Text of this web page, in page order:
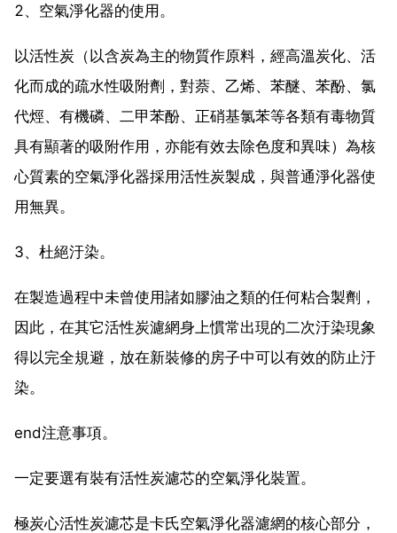
2、空氣淨化器的使用。
以活性炭（以含炭為主的物質作原料，經高溫炭化、活
化而成的疏水性吸附劑，對萘、乙烯、苯醚、苯酚、氯
代烴、有機磷、二甲苯酚、正硝基氯苯等各類有毒物質
具有顯著的吸附作用，亦能有效去除色度和異味）為核
心質素的空氣淨化器採用活性炭製成，與普通淨化器使
用無異。
3、杜絕汙染。
在製造過程中未曾使用諸如膠油之類的任何粘合製劑，
因此，在其它活性炭濾網身上慣常出現的二次汙染現象
得以完全規避，放在新裝修的房子中可以有效的防止汙
染。
end注意事項。
一定要選有裝有活性炭濾芯的空氣淨化裝置。
極炭心活性炭濾芯是卡氏空氣淨化器濾網的核心部分，